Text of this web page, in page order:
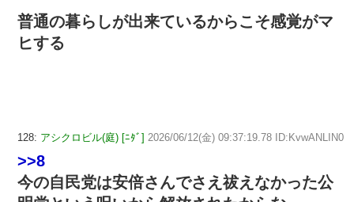
普通の暮らしが出来ているからこそ感覚がマ
ヒする
128: アシクロビル(庭) [ﾆﾀﾞ] 2026/06/12(金) 09:37:19.78 ID:KvwANLIN0
>>8
今の自民党は安倍さんでさえ祓えなかった公